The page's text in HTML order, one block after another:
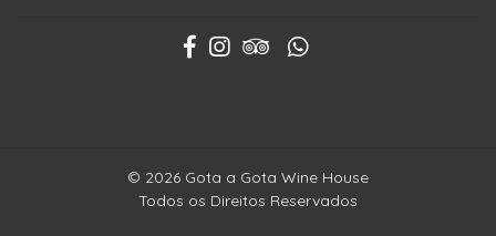
© 2026 Gota a Gota Wine House
Todos os Direitos Reservados